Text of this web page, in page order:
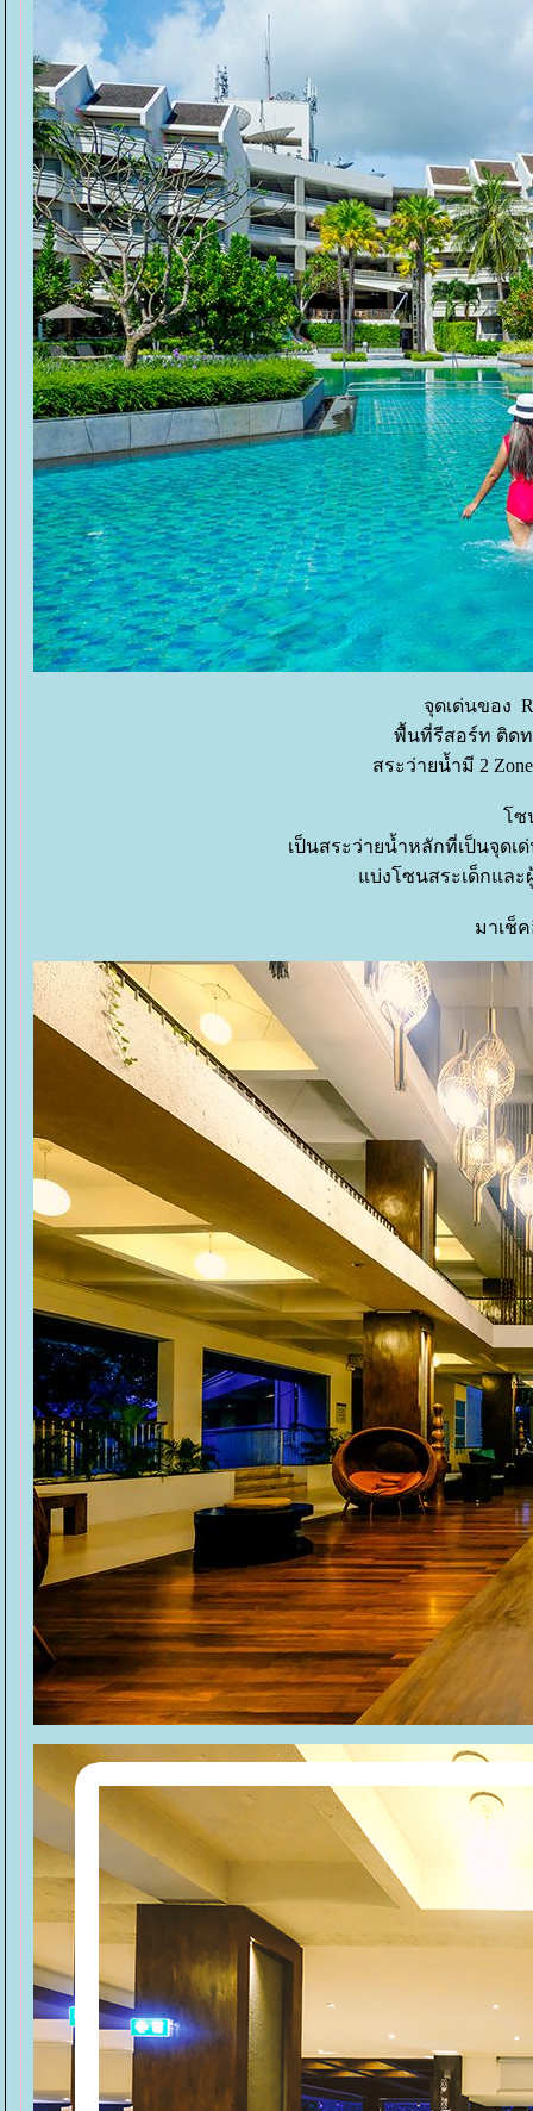
จุดเด่นของ
พื้นที่รีสอร์ท ติดท
สระว่ายนํ้ามี 2
ซน
เป็นสระว่ายนํ้าหลักที่เป็นจุด
บ่งโซนสระเด็กและผู้
มาเช็